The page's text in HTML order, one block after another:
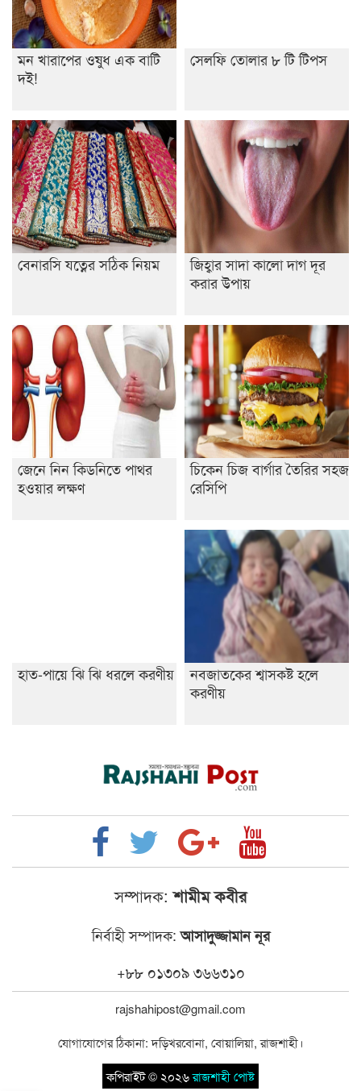
খেলার মাঠে বানানো হয়েছে গর্ত ঝুঁকিতে আষাড়িয়াদহর দুই
বিদ্যালয়
ইসলামের ইতিহাস ও সংস্কৃতি বিভাগের লাইট হাউজ ক্লাবের
নেতৃত্ব ইসতিয়াক-মাহফুজ
ডাকসুতে শিবিরের নিরঙ্কুশ জয়
রাজশাহীতে ট্রাকচাপায় ভ্যানচালক নিহত
শেষ সময়ে ভোট কারচুরি অভিযোগ আবিদের
মন খারাপের ওষুধ এক বাটি
দই!
সেলফি তোলার ৮ টি টিপস
বেনারসি যত্নের সঠিক নিয়ম
জিহ্বার সাদা কালো দাগ দূর
করার উপায়
জেনে নিন কিডনিতে পাথর
হওয়ার লক্ষণ
চিকেন চিজ বার্গার তৈরির সহজ
রেসিপি
হাত-পায়ে ঝি ঝি ধরলে করণীয়
নবজাতকের শ্বাসকষ্ট হলে
করণীয়
সম্পাদক: শামীম কবীর
নির্বাহী সম্পাদক:আসাদুজ্জামান নূর
+৮৮ ০১৩০৯ ৩৬৬৩১০
rajshahipost@gmail.com
যোগাযোগের ঠিকানা: দড়িখরবোনা, বোয়ালিয়া, রাজশাহী।
কপিরাইট © ২০২৬রাজশাহী পোষ্ট